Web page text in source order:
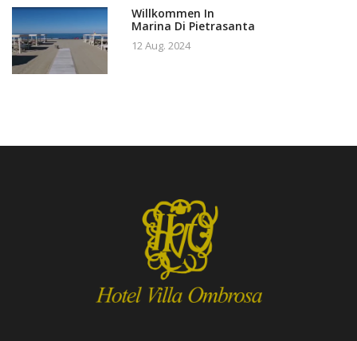
Willkommen In
Marina Di Pietrasanta
12 Aug. 2024